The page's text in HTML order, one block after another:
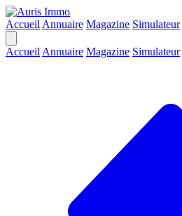
Accueil Annuaire Magazine Simulateur
Accueil Annuaire Magazine Simulateur